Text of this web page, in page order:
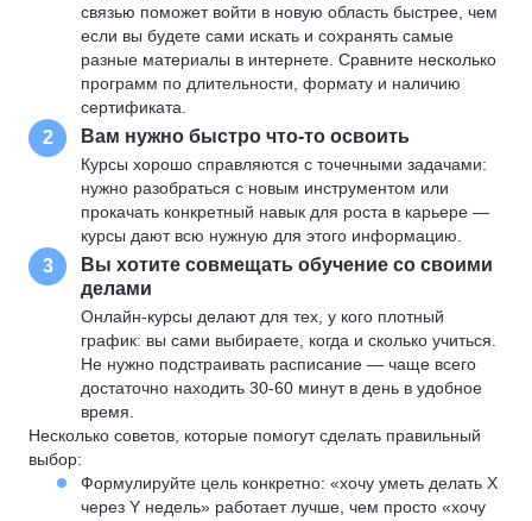
связью поможет войти в новую область быстрее, чем
если вы будете сами искать и сохранять самые
разные материалы в интернете. Сравните несколько
программ по длительности, формату и наличию
сертификата.
2 Вам нужно быстро что-то освоить
Курсы хорошо справляются с точечными задачами:
нужно разобраться с новым инструментом или
прокачать конкретный навык для роста в карьере —
курсы дают всю нужную для этого информацию.
3
Вы хотите совмещать обучение со своими
делами
Онлайн-курсы делают для тех, у кого плотный
график: вы сами выбираете, когда и сколько учиться.
Не нужно подстраивать расписание — чаще всего
достаточно находить 30-60 минут в день в удобное
время.
Несколько советов, которые помогут сделать правильный
выбор:
Формулируйте цель конкретно: «хочу уметь делать X
через Y недель» работает лучше, чем просто «хочу